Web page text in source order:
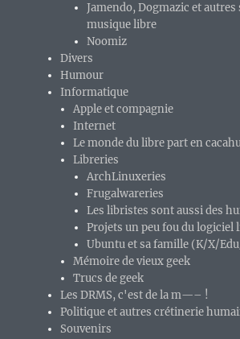
Jamendo, Dogmazic et autres
musique libre
Noomiz
Divers
Humour
Informatique
Apple et compagnie
Internet
Le monde du libre part en
Libreries
ArchLinuxeries
Frugalwareries
Les libristes sont aussi des
Projets un peu fou du logiciel
Ubuntu et sa famille (K/X/
Mémoire de vieux geek
Trucs de geek
Les DRMS, c'est de la m—– !
Politique et autres crétinerie
Souvenirs